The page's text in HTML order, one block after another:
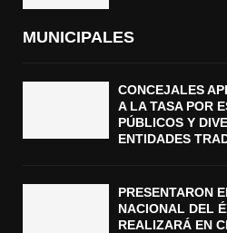
MUNICIPALES
CONCEJALES
A LA TASA POR
PÚBLICOS Y
ENTIDADES
PRESENTARON
NACIONAL DEL
REALIZARÁ EN